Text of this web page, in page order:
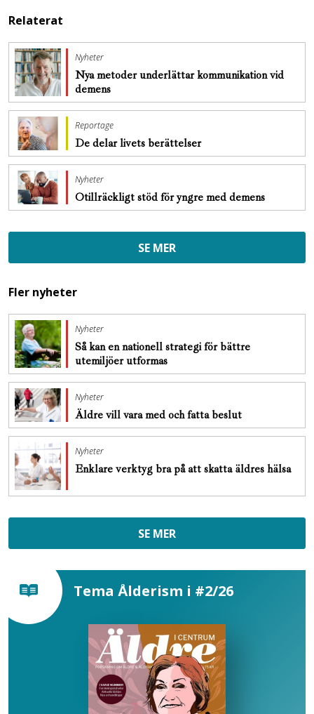
Relaterat
Nyheter
Nya metoder underlättar kommunikation vid
demens
Reportage
De delar livets berättelser
Nyheter
Otillräckligt stöd för yngre med demens
SE MER
Fler nyheter
Nyheter
Så kan en nationell strategi för bättre
utemiljöer utformas
Nyheter
Äldre vill vara med och fatta beslut
Nyheter
Enklare verktyg bra på att skatta äldres hälsa
SE MER
Tema Ålderism i #2/26